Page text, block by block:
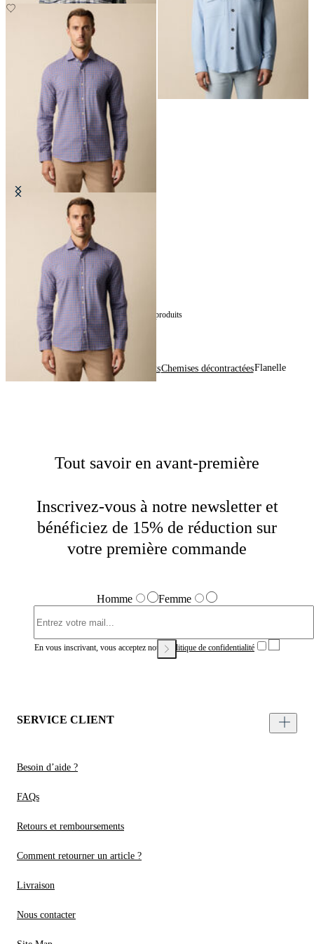
Chemise en Flanelle de Coton à
Carreaux Slim Fit avec Col Spread
produits
HomeHommeVêtementsChemises décontractéesFlanelle
Tout savoir en avant-première
Inscrivez-vous à notre newsletter et
bénéficiez de 15% de réduction sur
votre première commande
Homme Femme
En vous inscrivant, vous acceptez notrePolitique de confidentialité
SERVICE CLIENT
Besoin d’aide ?
FAQs
Retours et remboursements
Comment retourner un article ?
Livraison
Nous contacter